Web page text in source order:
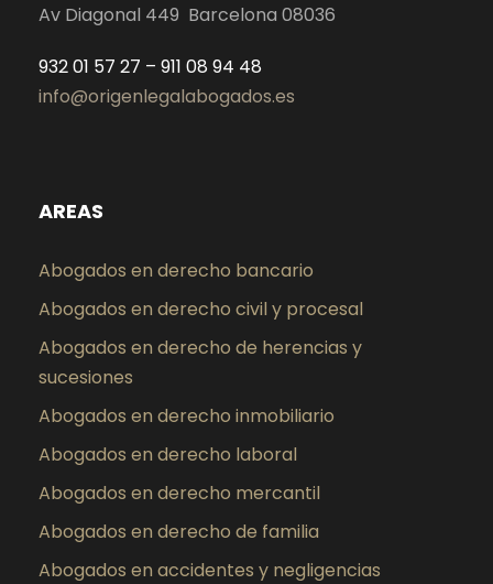
Av Diagonal 449 Barcelona 08036
932 01 57 27 – 911 08 94 48
info@origenlegalabogados.es
AREAS
Abogados en derecho bancario
Abogados en derecho civil y procesal
Abogados en derecho de herencias y
sucesiones
Abogados en derecho inmobiliario
Abogados en derecho laboral
Abogados en derecho mercantil
Abogados en derecho de familia
Abogados en accidentes y negligencias